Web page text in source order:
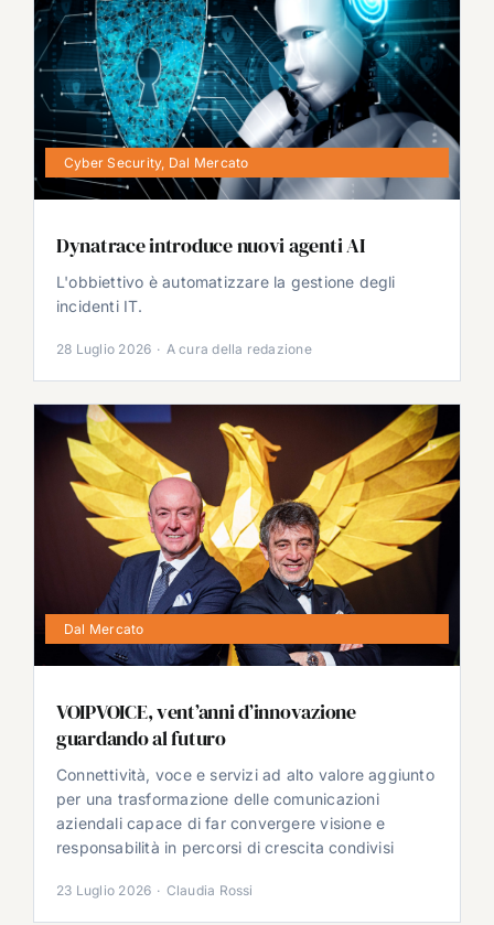
Cyber Security, Dal Mercato
Dynatrace introduce nuovi agenti AI
L'obbiettivo è automatizzare la gestione degli
incidenti IT.
28 Luglio 2026 · A cura della redazione
Dal Mercato
VOIPVOICE, vent’anni d’innovazione
guardando al futuro
Connettività, voce e servizi ad alto valore aggiunto
per una trasformazione delle comunicazioni
aziendali capace di far convergere visione e
responsabilità in percorsi di crescita condivisi
23 Luglio 2026 · Claudia Rossi